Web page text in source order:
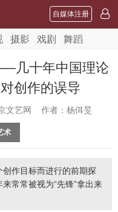
自媒体注册
摄影 戏剧 舞蹈
几十年中国理论
创作的误导
文艺网 作者：杨佴旻
术
作目标而进行的前期探
常常被视为“先锋”拿出来